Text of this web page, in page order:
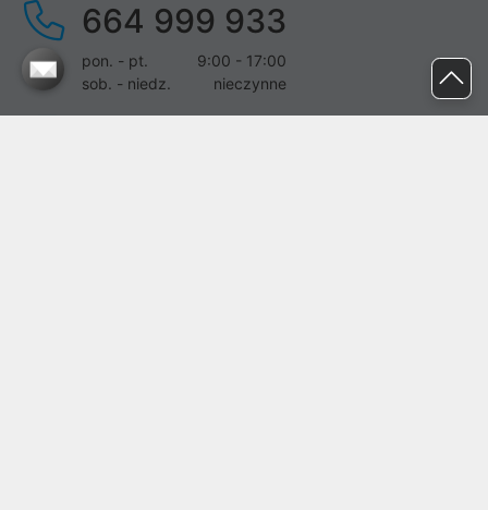
664 999 933
pon. - pt.
9:00 - 17:00
sob. - niedz.
nieczynne